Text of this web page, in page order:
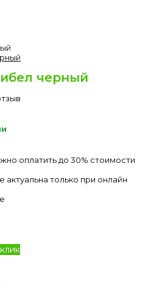
черный
оплатить до 30% стоимости
актуальна только при онлайн